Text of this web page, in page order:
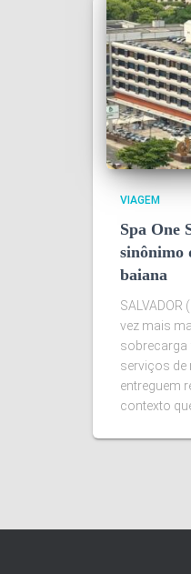
VIAGEM
Spa One
sinônimo
baiana
vez mais
sobrecarga
serviços de
entreguem
contexto